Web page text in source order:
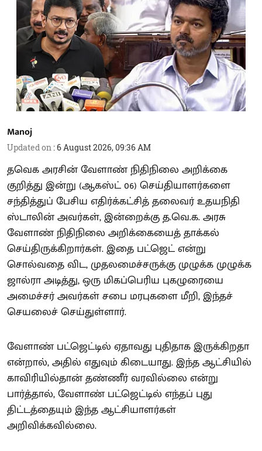
Manoj
Updated on :6 August 2026, 09:36 AM
தவெக அரசின் வேளாண் நிதிநிலை அறிக்கை
குறித்து இன்று (ஆகஸ்ட் 06) செய்தியாளர்களை
சந்தித்துப் பேசிய எதிர்க்கட்சித் தலைவர் உதயநிதி
ஸ்டாலின் அவர்கள், இன்றைக்கு த.வெ.க. அரசு
வேளாண் நிதிநிலை அறிக்கையைத் தாக்கல்
செய்திருக்கிறார்கள். இதை பட்ஜெட் என்று
சொல்வதை விட, முதலமைச்சருக்கு முழுக்க முழுக்க
ஜால்ரா அடித்து, ஒரு மிகப்பெரிய புகழுரையை
அமைச்சர் அவர்கள் சபை மரபுகளை மீறி, இந்தச்
செயலைச் செய்துள்ளார்.
வேளாண் பட்ஜெட்டில் ஏதாவது புதிதாக இருக்கிறதா
என்றால், அதில் எதுவும் கிடையாது. இந்த ஆட்சியில்
காவிரியில்தான் தண்ணீர் வரவில்லை என்று
பார்த்தால், வேளாண் பட்ஜெட்டில் எந்தப் புது
திட்டத்தையும் இந்த ஆட்சியாளர்கள்
அறிவிக்கவில்லை.